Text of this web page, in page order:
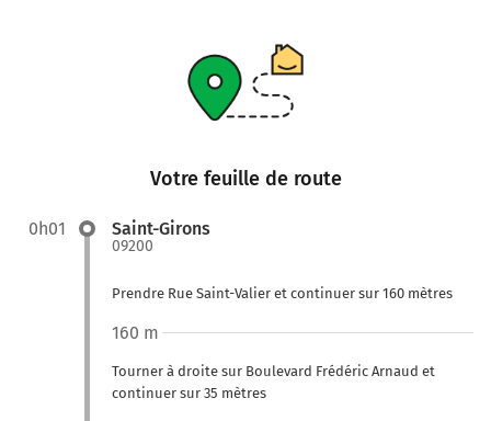
Votre feuille de route
0h01 Saint-Girons
09200
Prendre Rue Saint-Valier et continuer sur 160 mètres
Tourner à droite sur Boulevard Frédéric Arnaud et
continuer sur 35 mètres
160 m